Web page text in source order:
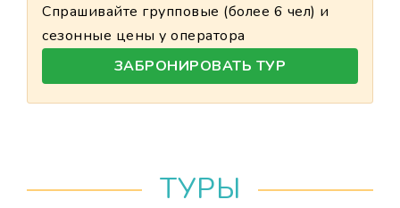
Спрашивайте групповые (более 6 чел) и
сезонные цены у оператора
ЗАБРОНИРОВАТЬ ТУР
ТУРЫ